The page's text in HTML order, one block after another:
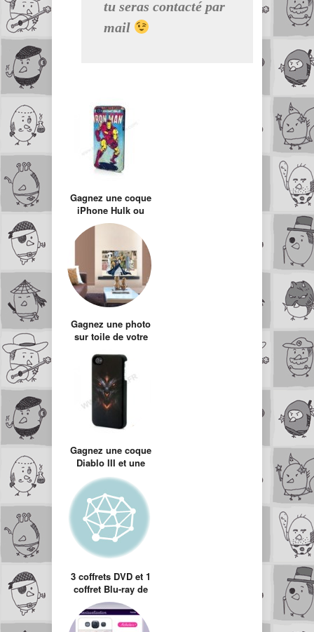
tu seras contacté par
mail
Gagnez une coque
iPhone Hulk ou
Iron-Man
Gagnez une photo
sur toile de votre
Gagnez une coque
Diablo III et une
coque Gameboy
pour iPhone
3 coffrets DVD et 1
coffret Blu-ray de
séries TV à gagner